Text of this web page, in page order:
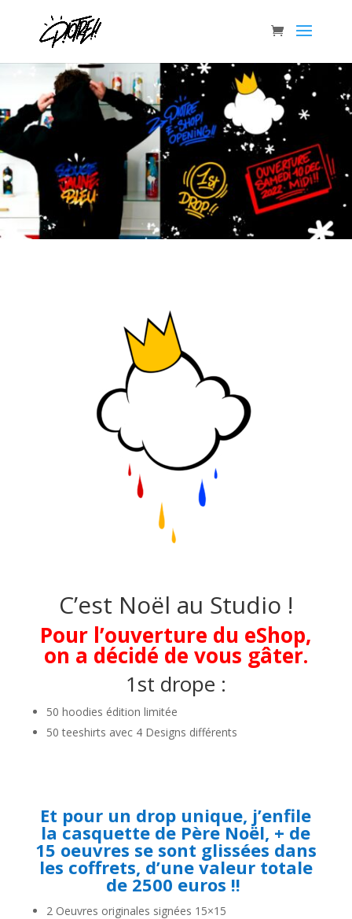
C’est Noël au Studio !
Pour l’ouverture du eShop,
on a décidé de vous gâter.
1st drope :
50 hoodies édition limitée
50 teeshirts avec 4 Designs différents
Et pour un drop unique, j’enfile
la casquette de Père Noël, + de
15 oeuvres se sont glissées dans
les coffrets, d’une valeur totale
de 2500 euros !!
2 Oeuvres originales signées 15×15